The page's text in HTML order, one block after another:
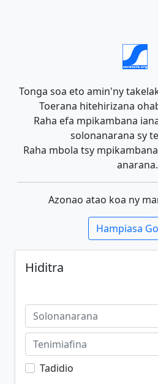
Tonga soa eto amin'ny
Toerana hitehirizana
Raha efa mpikambana
solonanarana sy
Raha mbola tsy
anarana.
Azonao atao koa ny
Hampiasa
Hiditra
Tadidio